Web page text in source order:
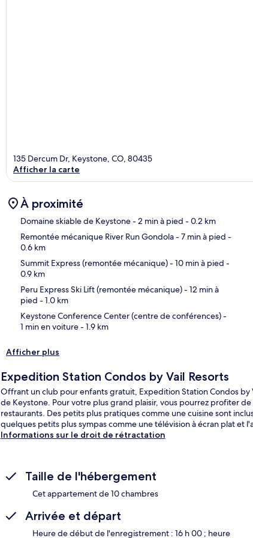
135 Dercum Dr, Keystone, CO, 80435
Afficher la carte
À proximité
Domaine skiable de Keystone- 2 min à pied - 0.2 km
Remontée mécanique River Run Gondola- 7 min à pied -
0.6 km
Summit Express (remontée mécanique)- 10 min à pied -
0.9 km
Peru Express Ski Lift (remontée mécanique)- 12 min à
pied - 1.0 km
Keystone Conference Center (centre de conférences)-
1 min en voiture- 1.9 km
Afficher plus
Expedition Station Condos by Vail Resorts
Offrant un club pour enfants gratuit, Expedition Station Condos by
de Keystone. Pour votre plus grand plaisir, vous pourrez profiter
restaurants. Des petits plus pratiques comme une cuisine sont
quelques petits plus sympas comme une télévision à écran plat et
Informations sur le droit de rétractation
Taille de l'hébergement
Cet appartement de 10 chambres
Arrivée et départ
Heure de début de l'enregistrement : 16 h 00 ; heure